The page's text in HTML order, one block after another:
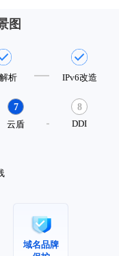
图
析 IPv6改造
7
云盾
8
DDI
域名品牌